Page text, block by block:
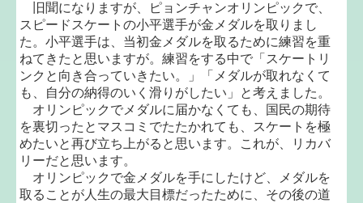
旧聞になりますが、ピョンチャンオリンピックで、
スピードスケートの小平選手が金メダルを取りまし
た。小平選手は、当初金メダルを取るために練習を重
ねてきたと思いますが。練習をする中で「スケートリ
ンクと向き合っていきたい。」「メダルが取れなくて
も、自分の納得のいく滑りがしたい」と考えました。
オリンピックでメダルに届かなくても、国民の期待
を裏切ったとマスコミでたたかれても、スケートを極
めたいと再び立ち上がると思います。これが、リカバ
リーだと思います。
オリンピックで金メダルを手にしたけど、メダルを
取ることが人生の最大目標だったために、その後の道